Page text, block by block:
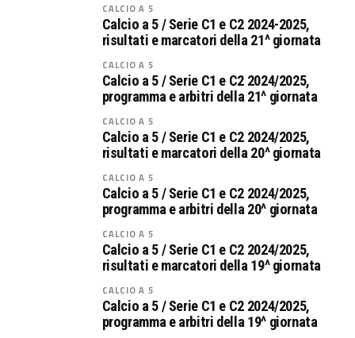
CALCIO A 5
Calcio a 5 / Serie C1 e C2 2024-2025,
risultati e marcatori della 21^ giornata
CALCIO A 5
Calcio a 5 / Serie C1 e C2 2024/2025,
programma e arbitri della 21^ giornata
CALCIO A 5
Calcio a 5 / Serie C1 e C2 2024/2025,
risultati e marcatori della 20^ giornata
CALCIO A 5
Calcio a 5 / Serie C1 e C2 2024/2025,
programma e arbitri della 20^ giornata
CALCIO A 5
Calcio a 5 / Serie C1 e C2 2024/2025,
risultati e marcatori della 19^ giornata
CALCIO A 5
Calcio a 5 / Serie C1 e C2 2024/2025,
programma e arbitri della 19^ giornata